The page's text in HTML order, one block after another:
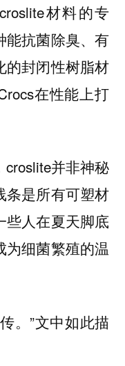
材料的专
能抗菌除臭、有
的封闭性树脂材
在性能上打
并非神秘
条是所有可塑材
些人在夏天脚底
细菌繁殖的温
。”文中如此描